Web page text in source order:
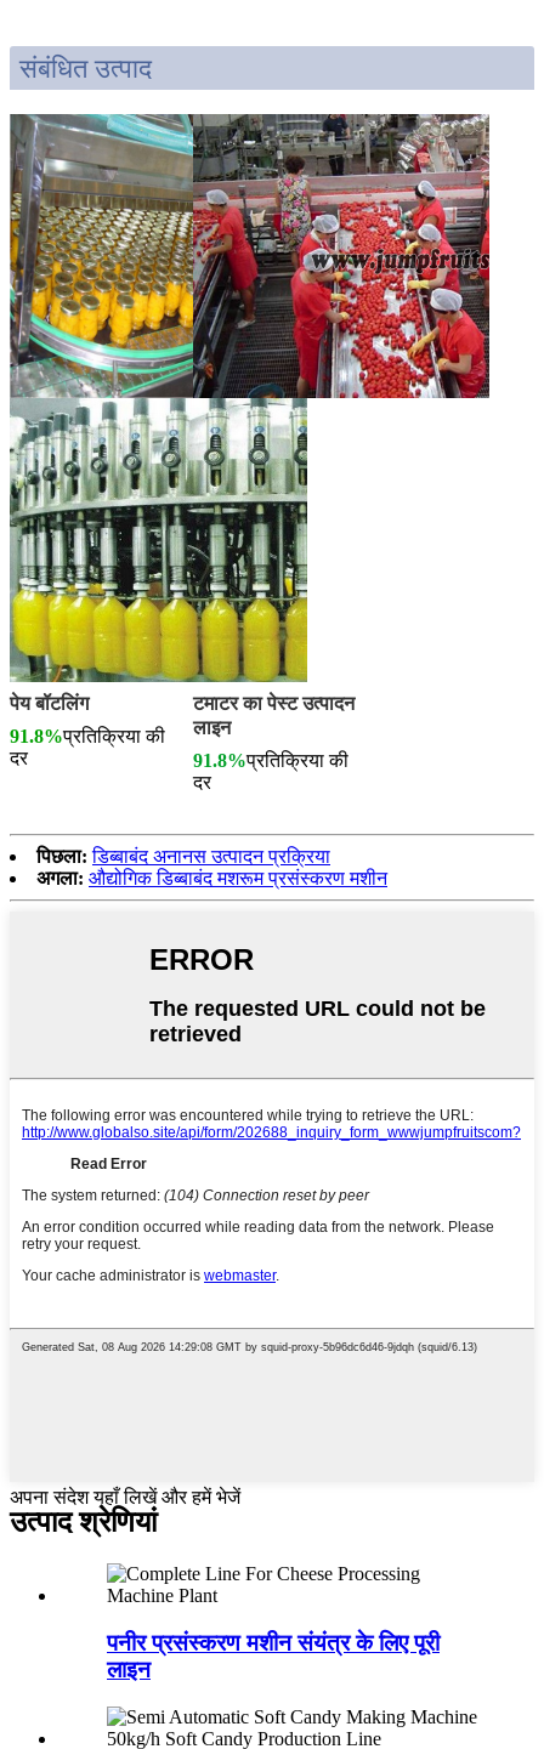
संबंधित उत्पाद
पेय बॉटलिंग
91.8%प्रतिक्रिया की
दर
टमाटर का पेस्ट उत्पादन
लाइन
91.8%प्रतिक्रिया की
दर
पिछला: डिब्बाबंद अनानस उत्पादन प्रक्रिया
अगला: औद्योगिक डिब्बाबंद मशरूम प्रसंस्करण मशीन
अपना संदेश यहाँ लिखें और हमें भेजें
उत्पाद श्रेणियां
पनीर प्रसंस्करण मशीन संयंत्र के लिए पूरी
लाइन